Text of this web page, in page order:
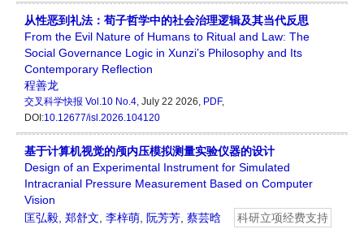
从性恶到礼法：荀子哲学中的社会治理逻辑及其当代反思
From the Evil Nature of Humans to Ritual and Law: The
Social Governance Logic in Xunzi’s Philosophy and Its
Contemporary Reflection
程善龙
交叉科学快报 Vol.10 No.4, July 22 2026, PDF,
DOI:10.12677/isl.2026.104120
基于计算机视觉的颅内压模拟测量实验仪器的设计
Design of an Experimental Instrument for Simulated
Intracranial Pressure Measurement Based on Computer
Vision
匡弘毅 郑舒文 李梓萌 阮芳芳 蔡芸晗 科研立项经费支持